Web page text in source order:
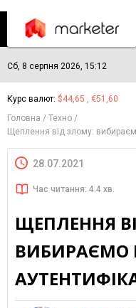
Сб, 8 серпня 2026, 15:12
Курс валют: $44,65 , €51,60
Головна
Техно
Щеплення від злому:
28.07.2021
Час читання: 4.4 хв.
ЩЕПЛЕННЯ
ВИБИРАЄМО